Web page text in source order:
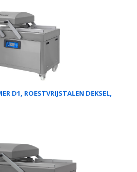
D1, ROESTVRIJSTALEN DEKSEL,